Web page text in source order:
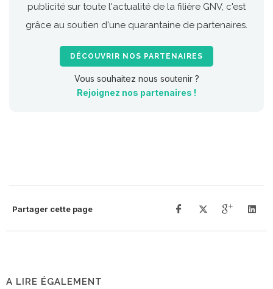
publicité sur toute l'actualité de la filière GNV, c'est
grâce au soutien d'une quarantaine de partenaires.
DÉCOUVRIR NOS PARTENAIRES
Vous souhaitez nous soutenir ?
Rejoignez nos partenaires !
Partager cette page
A LIRE ÉGALEMENT